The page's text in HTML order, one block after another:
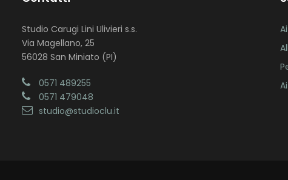
Studio Carugi Lini Ulivieri s.s.
Via Magellano, 25
56028 San Miniato (PI)
0571 489255
0571 479048
studio@studioclu.it